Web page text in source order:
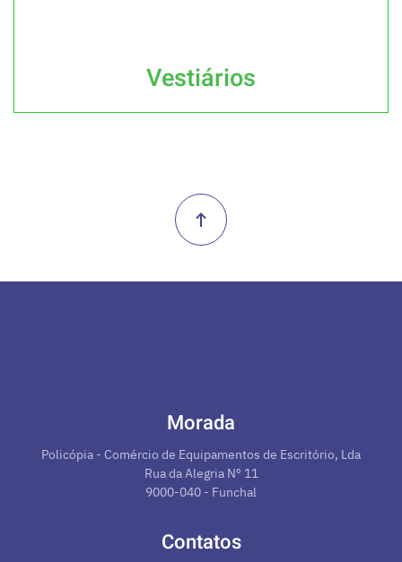
Vestiários
Morada
Policópia - Comércio de Equipamentos de Escritório, Lda
Rua da Alegria Nº 11
9000-040 - Funchal
Contatos